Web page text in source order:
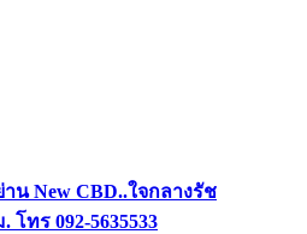
น New CBD..ใจกลางรัช
โทร 092-5635533